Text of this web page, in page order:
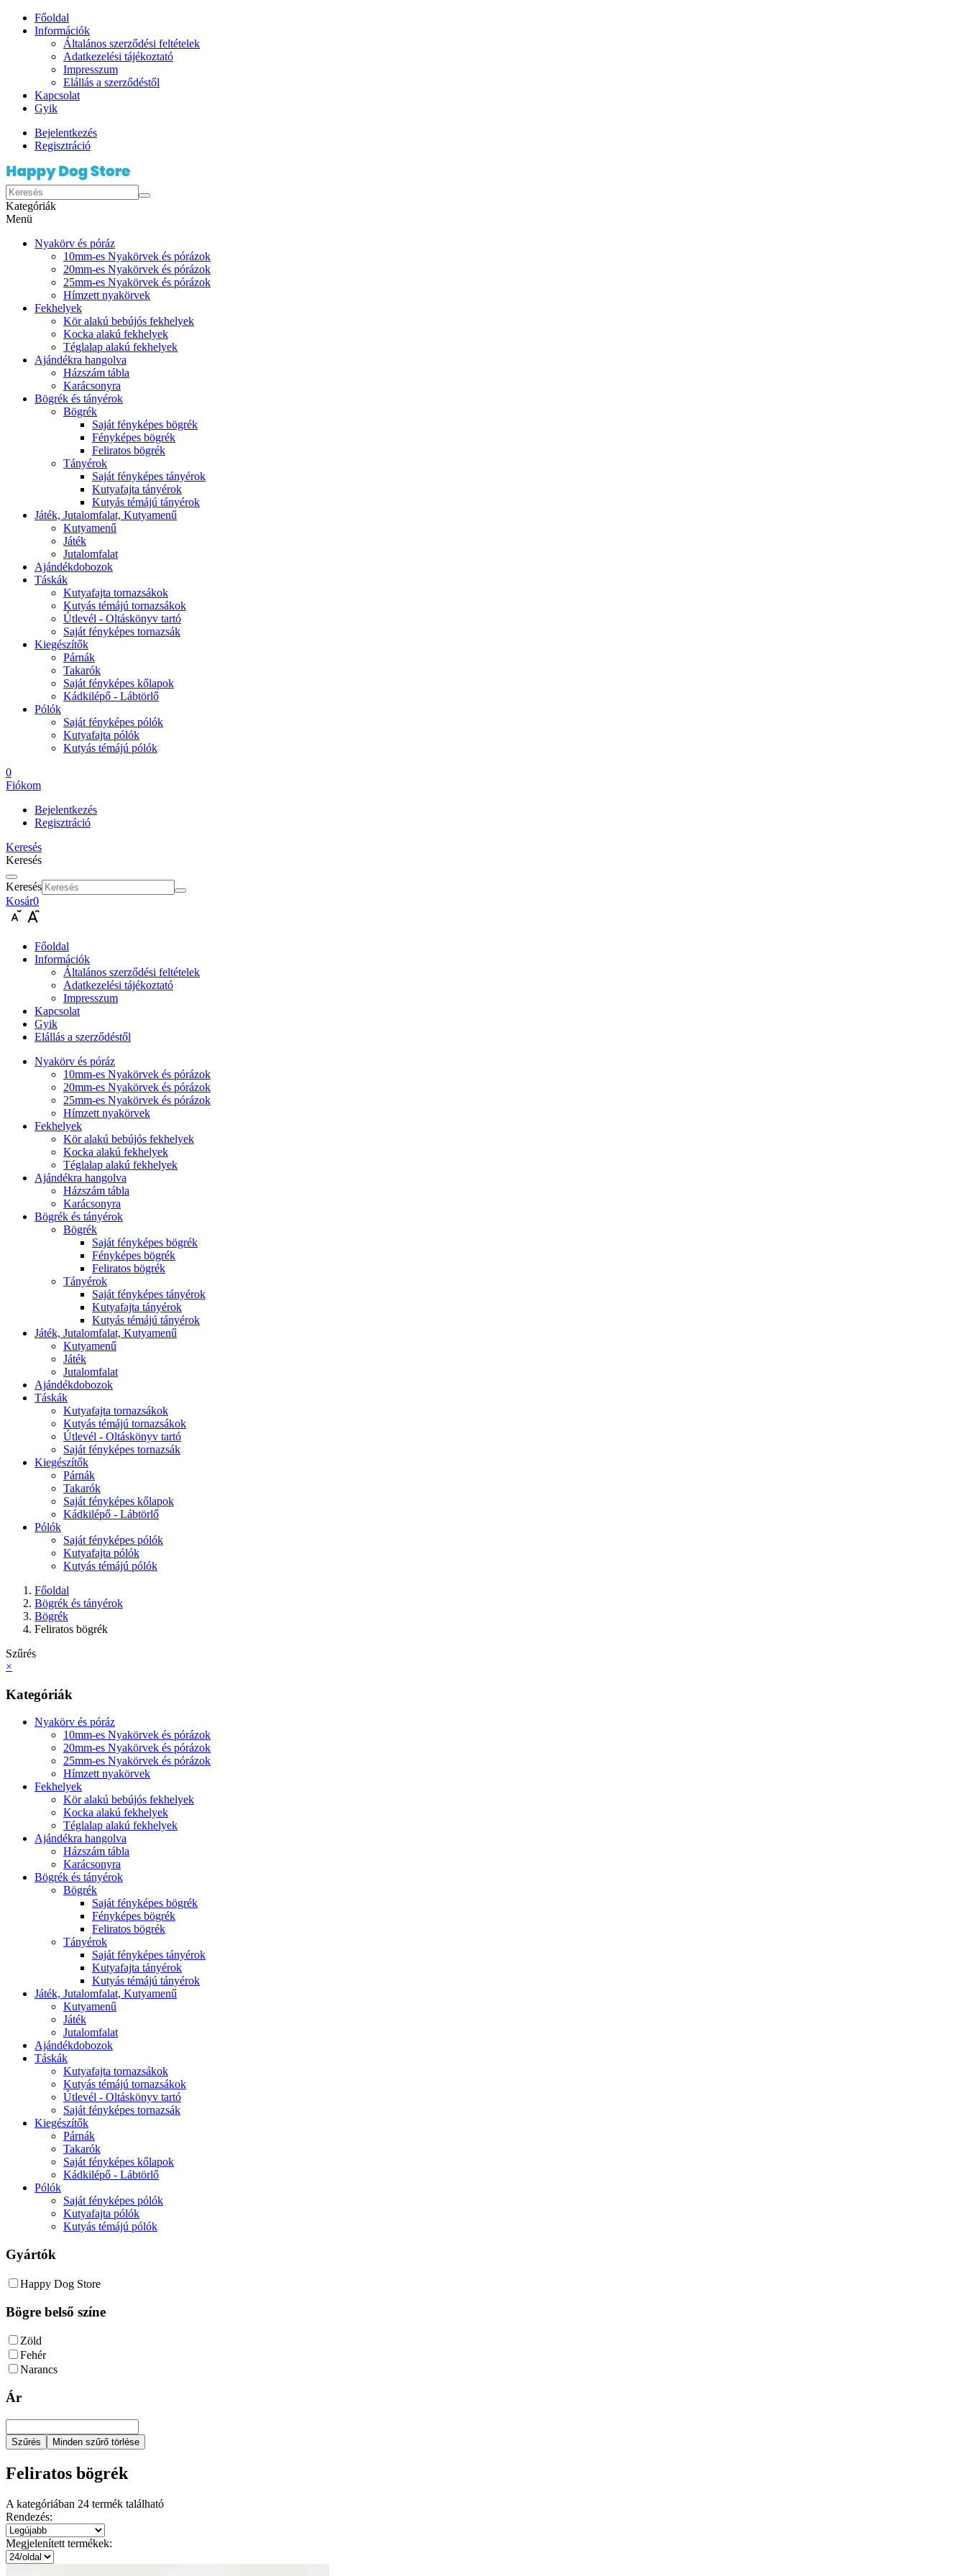
Főoldal
Információk
Általános szerződési feltételek
Adatkezelési tájékoztató
Impresszum
Elállás a szerződéstől
Kapcsolat
Gyik
Bejelentkezés
Regisztráció
Kategóriák
Menü
Nyakörv és póráz
10mm-es Nyakörvek és pórázok
20mm-es Nyakörvek és pórázok
25mm-es Nyakörvek és pórázok
Hímzett nyakörvek
Fekhelyek
Kör alakú bebújós fekhelyek
Kocka alakú fekhelyek
Téglalap alakú fekhelyek
Ajándékra hangolva
Házszám tábla
Karácsonyra
Bögrék és tányérok
Bögrék
Saját fényképes bögrék
Fényképes bögrék
Feliratos bögrék
Tányérok
Saját fényképes tányérok
Kutyafajta tányérok
Kutyás témájú tányérok
Játék, Jutalomfalat, Kutyamenű
Kutyamenű
Játék
Jutalomfalat
Ajándékdobozok
Táskák
Kutyafajta tornazsákok
Kutyás témájú tornazsákok
Útlevél - Oltáskönyv tartó
Saját fényképes tornazsák
Kiegészítők
Párnák
Takarók
Saját fényképes kőlapok
Kádkilépő - Lábtörlő
Pólók
Saját fényképes pólók
Kutyafajta pólók
Kutyás témájú pólók
0
Fiókom
Bejelentkezés
Regisztráció
Keresés
Keresés
Keresés
Kosár0
Főoldal
Információk
Általános szerződési feltételek
Adatkezelési tájékoztató
Impresszum
Kapcsolat
Gyik
Elállás a szerződéstől
Nyakörv és póráz
10mm-es Nyakörvek és pórázok
20mm-es Nyakörvek és pórázok
25mm-es Nyakörvek és pórázok
Hímzett nyakörvek
Fekhelyek
Kör alakú bebújós fekhelyek
Kocka alakú fekhelyek
Téglalap alakú fekhelyek
Ajándékra hangolva
Házszám tábla
Karácsonyra
Bögrék és tányérok
Bögrék
Saját fényképes bögrék
Fényképes bögrék
Feliratos bögrék
Tányérok
Saját fényképes tányérok
Kutyafajta tányérok
Kutyás témájú tányérok
Játék, Jutalomfalat, Kutyamenű
Kutyamenű
Játék
Jutalomfalat
Ajándékdobozok
Táskák
Kutyafajta tornazsákok
Kutyás témájú tornazsákok
Útlevél - Oltáskönyv tartó
Saját fényképes tornazsák
Kiegészítők
Párnák
Takarók
Saját fényképes kőlapok
Kádkilépő - Lábtörlő
Pólók
Saját fényképes pólók
Kutyafajta pólók
Kutyás témájú pólók
Főoldal
Bögrék és tányérok
Bögrék
Feliratos bögrék
Szűrés
×
Kategóriák
Nyakörv és póráz
10mm-es Nyakörvek és pórázok
20mm-es Nyakörvek és pórázok
25mm-es Nyakörvek és pórázok
Hímzett nyakörvek
Fekhelyek
Kör alakú bebújós fekhelyek
Kocka alakú fekhelyek
Téglalap alakú fekhelyek
Ajándékra hangolva
Házszám tábla
Karácsonyra
Bögrék és tányérok
Bögrék
Saját fényképes bögrék
Fényképes bögrék
Feliratos bögrék
Tányérok
Saját fényképes tányérok
Kutyafajta tányérok
Kutyás témájú tányérok
Játék, Jutalomfalat, Kutyamenű
Kutyamenű
Játék
Jutalomfalat
Ajándékdobozok
Táskák
Kutyafajta tornazsákok
Kutyás témájú tornazsákok
Útlevél - Oltáskönyv tartó
Saját fényképes tornazsák
Kiegészítők
Párnák
Takarók
Saját fényképes kőlapok
Kádkilépő - Lábtörlő
Pólók
Saját fényképes pólók
Kutyafajta pólók
Kutyás témájú pólók
Gyártók
Happy Dog Store
Bögre belső színe
Zöld
Fehér
Narancs
Ár
Szűrés Minden szűrő törlése
Feliratos bögrék
A kategóriában 24 termék található
Rendezés:
Megjelenített termékek: